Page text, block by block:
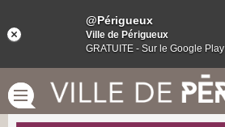
@Périgueux
Ville de Périgueux
GRATUITE - Sur le Google Play